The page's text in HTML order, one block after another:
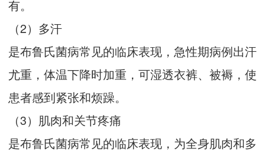
有。
（2）多汗
是布鲁氏菌病常见的临床表现，急性期病例出汗
尤重，体温下降时加重，可湿透衣裤、被褥，使
患者感到紧张和烦躁。
（3）肌肉和关节疼痛
是布鲁氏菌病常见的临床表现，为全身肌肉和多